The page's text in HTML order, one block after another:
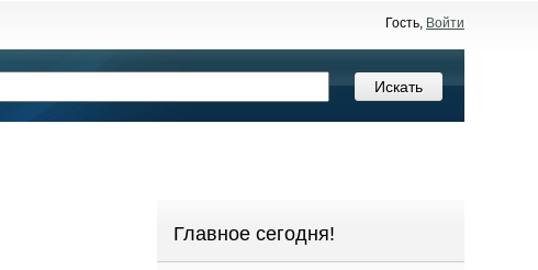
Гость, Войти
Главное сегодня!